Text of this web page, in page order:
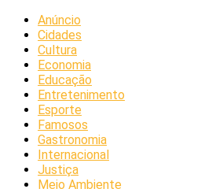
Anúncio
Cidades
Cultura
Economia
Educação
Entretenimento
Esporte
Famosos
Gastronomia
Internacional
Justiça
Meio Ambiente